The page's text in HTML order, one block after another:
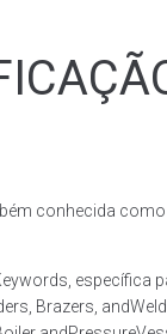
conhecida
Brazers,